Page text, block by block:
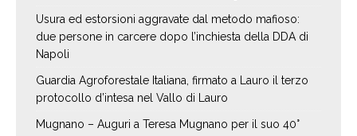
Usura ed estorsioni aggravate dal metodo mafioso:
due persone in carcere dopo l’inchiesta della DDA di
Napoli
Guardia Agroforestale Italiana, firmato a Lauro il terzo
protocollo d’intesa nel Vallo di Lauro
Mugnano – Auguri a Teresa Mugnano per il suo 40°